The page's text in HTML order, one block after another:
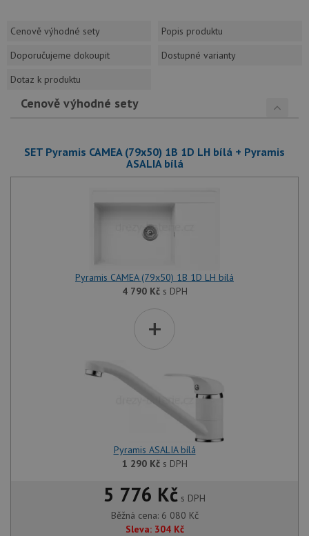
Cenově výhodné sety
Popis produktu
Doporučujeme dokoupit
Dostupné varianty
Dotaz k produktu
Cenově výhodné sety
SET Pyramis CAMEA (79x50) 1B 1D LH bílá + Pyramis
ASALIA bílá
Pyramis CAMEA (79x50) 1B 1D LH bílá
4 790 Kčs DPH
+
Pyramis ASALIA bílá
1 290 Kčs DPH
5 776 Kč s DPH
Běžná cena: 6 080 Kč
Sleva: 304 Kč